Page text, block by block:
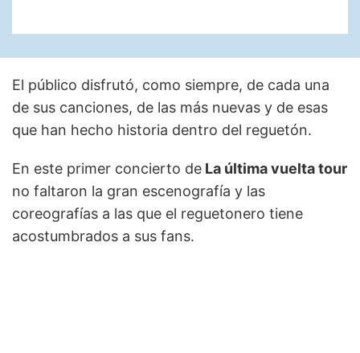
El público disfrutó, como siempre, de cada una
de sus canciones, de las más nuevas y de esas
que han hecho historia dentro del reguetón.
En este primer concierto de La última vuelta tour
no faltaron la gran escenografía y las
coreografías a las que el reguetonero tiene
acostumbrados a sus fans.